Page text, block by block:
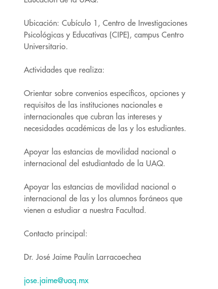
Ubicación: Cubículo 1, Centro de Investigaciones
Psicológicas y Educativas (CIPE), campus Centro
Universitario.
Actividades que realiza:
Orientar sobre convenios específicos, opciones y
requisitos de las instituciones nacionales e
internacionales que cubran las intereses y
necesidades académicas de las y los estudiantes.
Apoyar las estancias de movilidad nacional o
internacional del estudiantado de la UAQ.
Apoyar las estancias de movilidad nacional o
internacional de las y los alumnos foráneos que
vienen a estudiar a nuestra Facultad.
Contacto principal:
Dr. José Jaime Paulín Larracoechea
jose.jaime@uaq.mx